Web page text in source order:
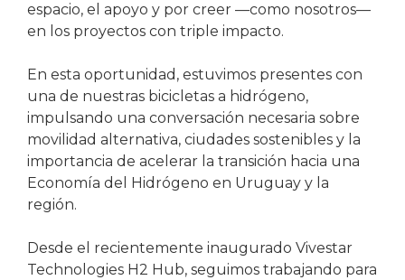
espacio, el apoyo y por creer —como nosotros—
en los proyectos con triple impacto.
En esta oportunidad, estuvimos presentes con
una de nuestras bicicletas a hidrógeno,
impulsando una conversación necesaria sobre
movilidad alternativa, ciudades sostenibles y la
importancia de acelerar la transición hacia una
Economía del Hidrógeno en Uruguay y la
región.
Desde el recientemente inaugurado Vivestar
Technologies H2 Hub, seguimos trabajando para